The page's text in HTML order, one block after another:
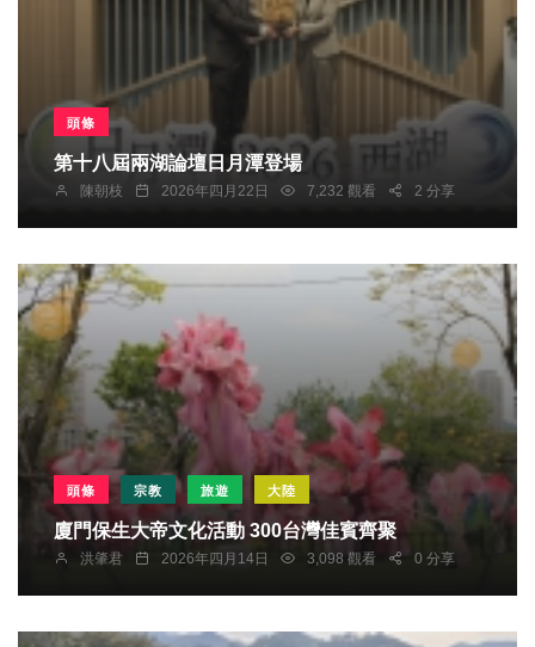
頭條
第十八屆兩湖論壇日月潭登場
陳朝枝 2026年四月22日 7,232 觀看 2 分享
頭條 宗教 旅遊 大陸
廈門保生大帝文化活動 300台灣佳賓齊聚
洪肇君 2026年四月14日 3,098 觀看 0 分享